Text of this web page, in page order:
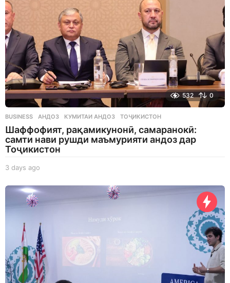
532 0
BUSINESS АНДОЗ ,КУМИТАИ АНДОЗ ,ТОҶИКИСТОН
Шаффофият, рақамикунонӣ, самаранокӣ:
самти нави рушди маъмурияти андоз дар
Тоҷикистон
3 days ago
a
g
o